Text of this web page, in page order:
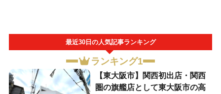
最近30日の人気記事ランキング
ランキング1
【東大阪市】関西初出店・関西
圏の旗艦店として東大阪市の高